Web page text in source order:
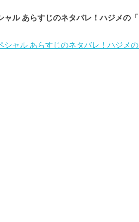
ャル あらすじのネタバレ！ハジメの
シャル あらすじのネタバレ！ハジメ